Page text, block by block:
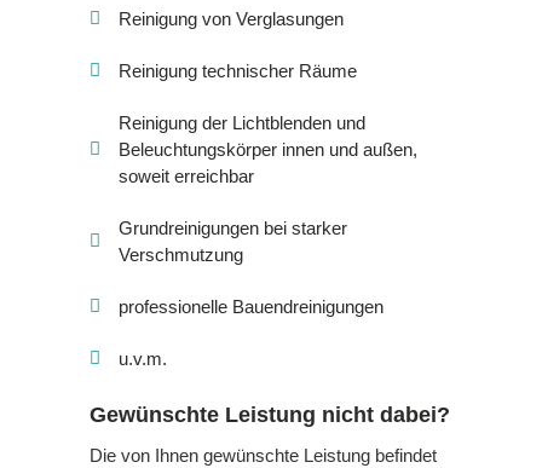
Reinigung von Verglasungen
Reinigung technischer Räume
Reinigung der Lichtblenden und
Beleuchtungskörper innen und außen,
soweit erreichbar
Grundreinigungen bei starker
Verschmutzung
professionelle Bauendreinigungen
u.v.m.
Gewünschte Leistung nicht dabei?
Die von Ihnen gewünschte Leistung befindet